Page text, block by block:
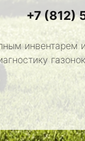
+7 (812)
инвентарем